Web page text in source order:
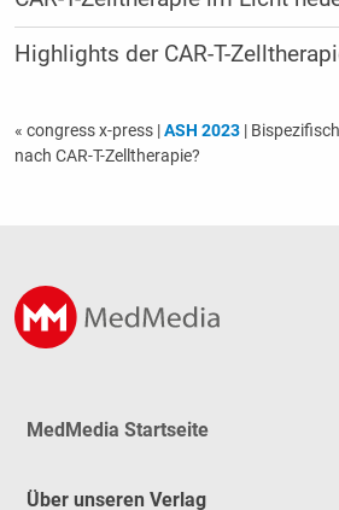
Highlights der CAR-T-
« congress x-press |ASH 2023|
nach CAR-T-Zelltherapie?
MedMedia Startseite
Über unseren Verlag